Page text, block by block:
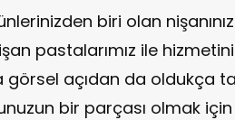
biri olan
pastalarımız ile
açıdan da oldukça
bir parçası olmak için